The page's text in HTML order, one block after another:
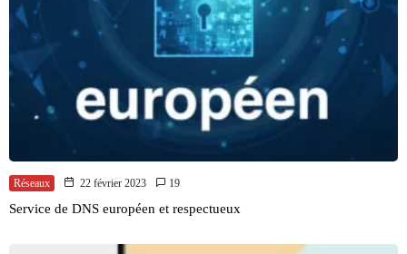
Réseaux 22 février 2023 19
Service de DNS européen et respectueux